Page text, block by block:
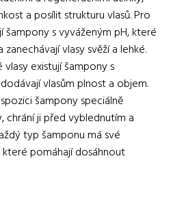
a posílit strukturu vlasů. Pro
šampony s vyváženým pH, které
vlasy svěží a lehké.
existují šampony s
vlasům plnost a objem.
šampony speciálně
chrání ji před vyblednutím a
typ šamponu má své
které pomáhají dosáhnout